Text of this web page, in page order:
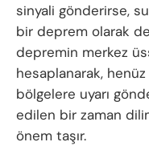
sinyali gönderirse,
bir deprem olarak
depremin merkez
hesaplanarak, henüz
bölgelere uyarı
edilen bir zaman
önem taşır.